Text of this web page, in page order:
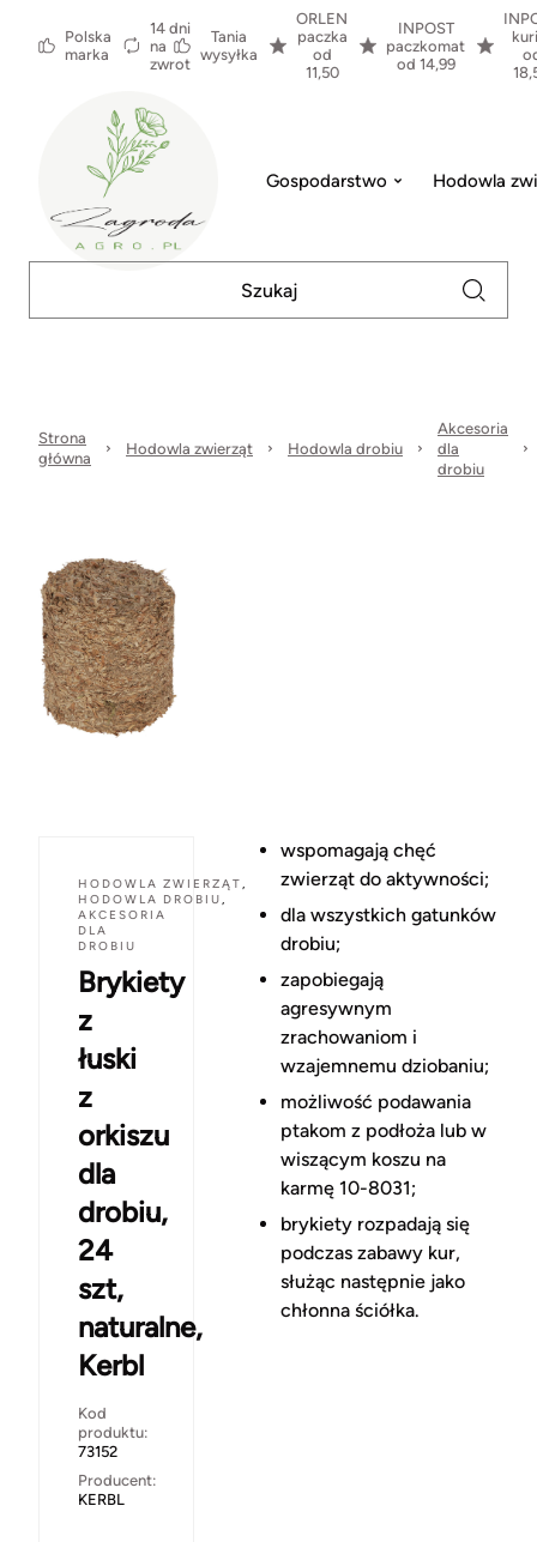
Polska
marka
14 dni
na
zwrot
Tania
wysyłka
ORLEN
paczka
od
11,50
INPOST
paczkomat
od 14,99
Gospodarstwo Hodowla
Strona
główna
Hodowla zwierząt Hodowla drobiu
Akcesoria
dla
drobiu
HODOWLA ZWIERZĄT,
HODOWLA DROBIU,
AKCESORIA
DLA
DROBIU
Brykiety
z
łuski
z
orkiszu
dla
drobiu,
24
szt,
naturalne,
Kerbl
Kod
produktu:
73152
Producent:
KERBL
wspomagają chęć
zwierząt do aktywności;
dla wszystkich gatunków
drobiu;
zapobiegają
agresywnym
zrachowaniom i
wzajemnemu dziobaniu;
możliwość podawania
ptakom z podłoża lub w
wiszącym koszu na
karmę 10-8031;
brykiety rozpadają się
podczas zabawy kur,
służąc następnie jako
chłonna ściółka.